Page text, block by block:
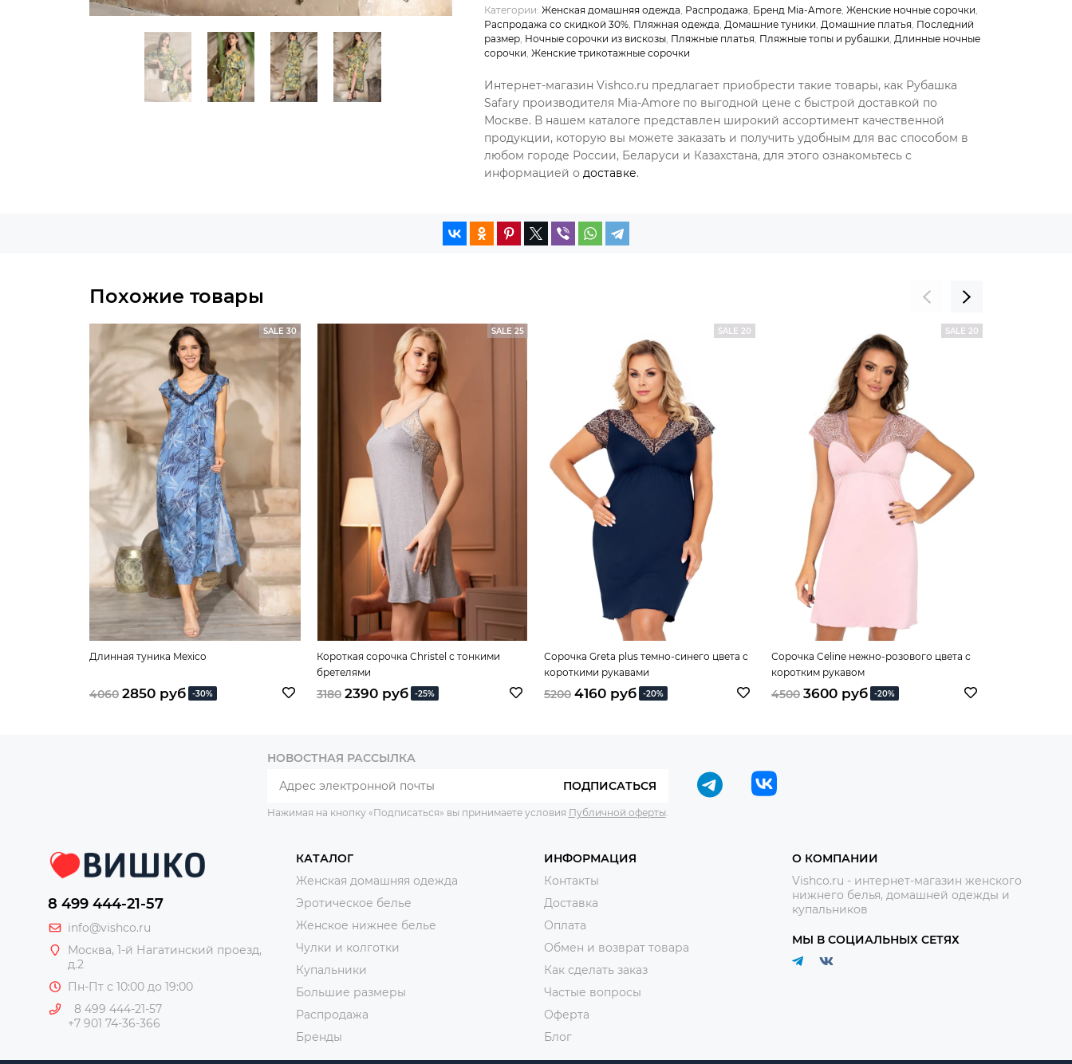
Категории: Женская домашняя одежда, Распродажа, Бренд Mia-Amore, Женские ночные сорочки,
Распродажа со скидкой 30%, Пляжная одежда, Домашние туники, Домашние платья, Последний
размер, Ночные сорочки из вискозы, Пляжные платья, Пляжные топы и рубашки, Длинные ночные
сорочки, Женские трикотажные сорочки
Интернет-магазин Vishco.ru предлагает приобрести такие товары, как Рубашка
Safary производителя Mia-Amore по выгодной цене с быстрой доставкой по
Москве. В нашем каталоге представлен широкий ассортимент качественной
продукции, которую вы можете заказать и получить удобным для вас способом в
любом городе России, Беларуси и Казахстана, для этого ознакомьтесь с
информацией о доставке.
Похожие товары
SALE 30
Длинная туника Mexico
4060 2850 руб -30%
SALE 25
Короткая сорочка Christel с тонкими
бретелями
3180 2390 руб -25%
SALE 20
Сорочка Greta plus темно-синего цвета c
короткими рукавами
5200 4160 руб -20%
SALE 20
Сорочка Celine нежно-розового цвета с
коротким рукавом
4500 3600 руб -20%
НОВОСТНАЯ РАССЫЛКА
ПОДПИСАТЬСЯ
Нажимая на кнопку «Подписаться» вы принимаете условия Публичной оферты
8 499 444-21-57
info@vishco.ru
Москва, 1-й Нагатинский проезд,
д.2
Пн-Пт с 10:00 до 19:00
8 499 444-21-57
+7 901 74-36-366
КАТАЛОГ
Женская домашняя одежда
Эротическое белье
Женское нижнее белье
Чулки и колготки
Купальники
Большие размеры
Распродажа
Бренды
ИНФОРМАЦИЯ
Контакты
Доставка
Оплата
Обмен и возврат товара
Как сделать заказ
Частые вопросы
Оферта
Блог
О КОМПАНИИ
Vishco.ru - интернет-магазин женского
нижнего белья, домашней одежды и
купальников
МЫ В СОЦИАЛЬНЫХ СЕТЯХ